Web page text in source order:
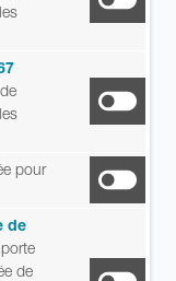
pour
de
de